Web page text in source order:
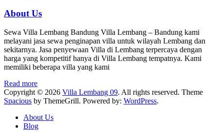
About Us
Sewa Villa Lembang Bandung Villa Lembang – Bandung kami
melayani jasa sewa penginapan villa untuk wilayah Lembang dan
sekitarnya. Jasa penyewaan Villa di Lembang terpercaya dengan
harga yang kompetitif hanya di Villa Lembang tempatnya. Kami
memiliki beberapa villa yang kami
Read more
Copyright © 2026 Villa Lembang 09. All rights reserved. Theme
Spacious by ThemeGrill. Powered by: WordPress.
About Us
Blog